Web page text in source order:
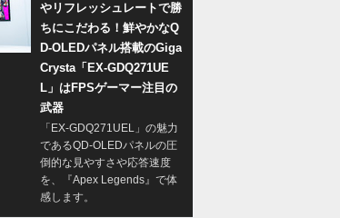
やリフレッシュレートで勝
ちにこだわる！鮮やかなQ
D-OLEDパネル搭載のGiga
Crysta「EX-GDQ271UE
L」はFPSゲーマー注目の
武器
「EX-GDQ271UEL」の魅力
であるQD-OLEDパネルの圧
倒的な見やすさや応答速度
を、『Apex Legends』で体
感します。